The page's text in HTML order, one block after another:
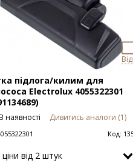
підлога/килим для
Electrolux 4055322301
наявності Дивитись аналоги (1)
Код:
від 2 штук